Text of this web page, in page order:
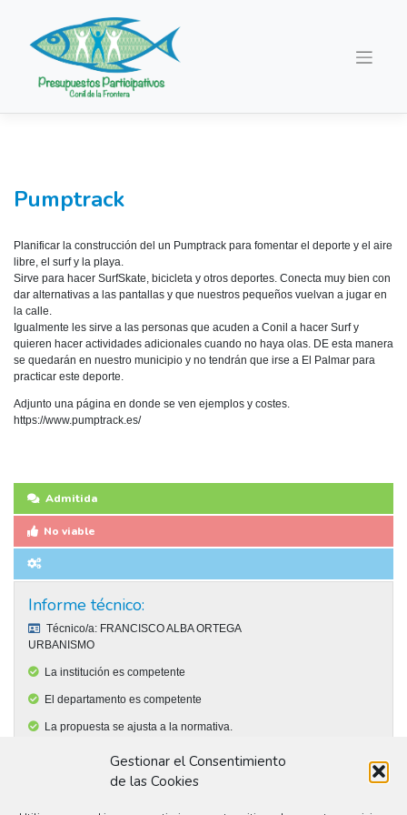
Gestionar el Consentimiento
de las Cookies
contenido
Pumptrack
Planificar la construcción del un Pumptrack para fomentar el deporte y el aire
libre, el surf y la playa.
Sirve para hacer SurfSkate, bicicleta y otros deportes. Conecta muy bien con
dar alternativas a las pantallas y que nuestros pequeños vuelvan a jugar en
la calle.
Igualmente les sirve a las personas que acuden a Conil a hacer Surf y
quieren hacer actividades adicionales cuando no haya olas. DE esta manera
se quedarán en nuestro municipio y no tendrán que irse a El Palmar para
practicar este deporte.
Adjunto una página en donde se ven ejemplos y costes.
https://www.pumptrack.es/
Admitida
No viable
Informe técnico:
Técnico/a: FRANCISCO ALBA ORTEGA
URBANISMO
La institución es competente
El departamento es competente
La propuesta se ajusta a la normativa.
La propuesta es técnicamente viable.
La propuesta no tiene viabilidad presupuestaria.